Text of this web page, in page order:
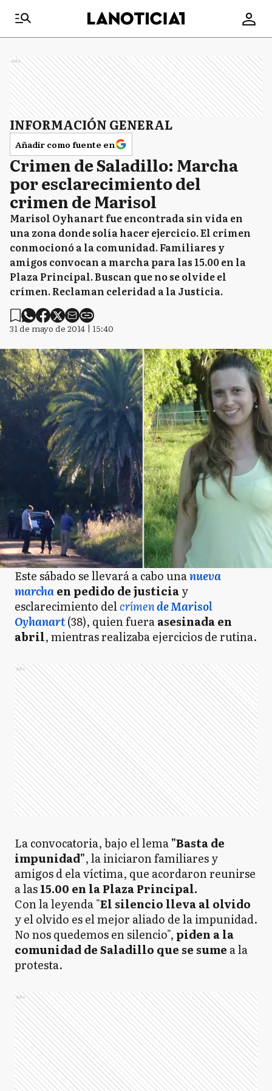
Ads
INFORMACIÓN GENERAL
Añadir como fuente en
Crimen de Saladillo: Marcha
por esclarecimiento del
crimen de Marisol
Marisol Oyhanart fue encontrada sin vida en
una zona donde solía hacer ejercicio. El crimen
conmocionó a la comunidad. Familiares y
amigos convocan a marcha para las 15.00 en la
Plaza Principal. Buscan que no se olvide el
crímen. Reclaman celeridad a la Justicia.
31 de mayo de 2014 | 15:40
Este sábado se llevará a cabo unanueva
marchaen pedido de justiciay
esclarecimiento delcrímende Marisol
Oyhanart(38), quien fueraasesinada en
abril, mientras realizaba ejercicios de rutina.
Ads
La convocatoria, bajo el lema"Basta de
impunidad", la iniciaron familiares y
amigos d ela víctima, que acordaron reunirse
a las15.00 en la Plaza Principal.
Con la leyenda "El silencio lleva al olvido
y el olvido es el mejor aliado de la impunidad.
No nos quedemos en silencio", piden a la
comunidad de Saladillo que se sume a la
protesta.
Ads